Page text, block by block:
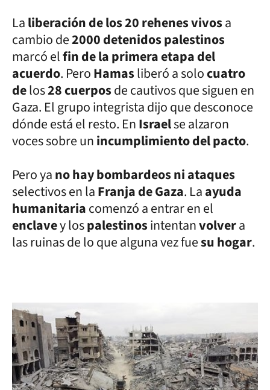
Laliberación de los 20 rehenes vivosa
cambio de2000 detenidos palestinos
marcó elfin de la primera etapa del
acuerdo. PeroHamasliberó a solocuatro
delos28 cuerposde cautivos que siguen en
Gaza. El grupo integrista dijo que desconoce
dónde está el resto. EnIsraelse alzaron
voces sobre unincumplimiento del pacto.
Pero yano hay bombardeos ni ataques
selectivos en laFranja de Gaza. Laayuda
humanitariacomenzó a entrar en el
enclavey lospalestinosintentanvolvera
las ruinas de lo que alguna vez fuesu hogar.